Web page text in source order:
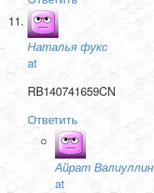
Наталья фукс
at
RB140741659CN
Ответить
Айрат Валиуллин
at